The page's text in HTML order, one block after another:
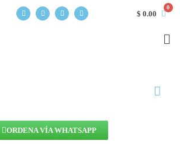
$ 0.00
ORDENA VÍA WHATSAPP